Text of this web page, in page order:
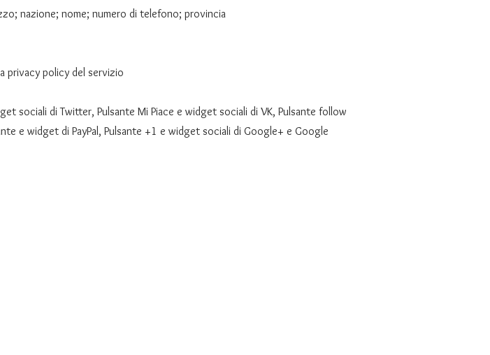
nazione; nome; numero di telefono; provincia
privacy policy del servizio
sociali di Twitter, Pulsante Mi Piace e widget sociali di VK, Pulsante follow
e widget di PayPal, Pulsante +1 e widget sociali di Google+ e Google